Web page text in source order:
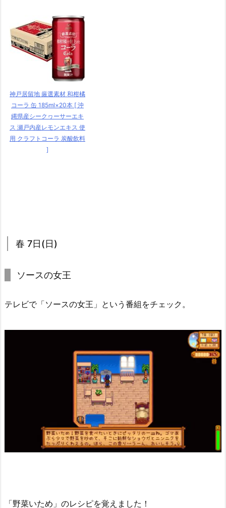
神戸居留地 厳選素材 和柑橘
コーラ 缶 185ml×20本 [ 沖
縄県産シークヮーサーエキ
ス 瀬戸内産レモンエキス 使
用 クラフトコーラ 炭酸飲料
]
春 7日(日)
ソースの女王
テレビで「ソースの女王」という番組をチェック。
「野菜いため」のレシピを覚えました！